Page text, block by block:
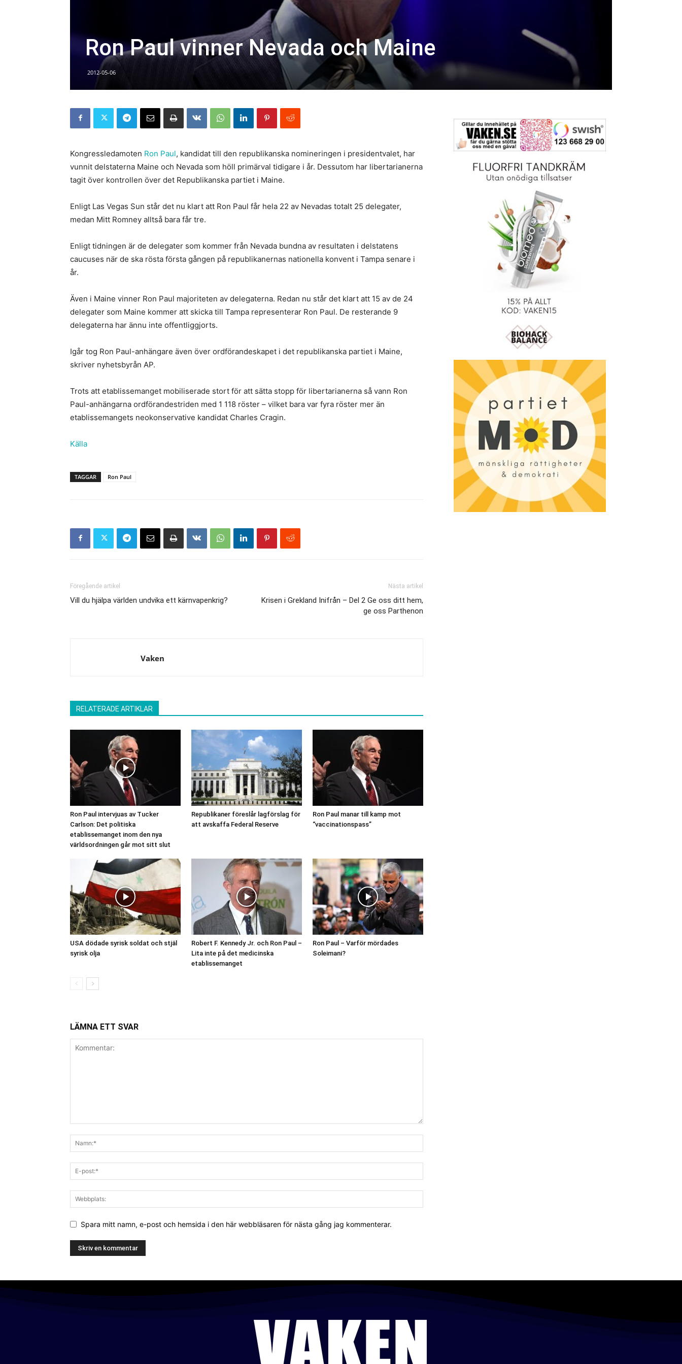
Ron Paul vinner Nevada och Maine
2012-05-06
Kongressledamoten Ron Paul, kandidat till den republikanska nomineringen i presidentvalet, har
vunnit delstaterna Maine och Nevada som höll primärval tidigare i år. Dessutom har libertarianerna
tagit över kontrollen över det Republikanska partiet i Maine.
Enligt Las Vegas Sun står det nu klart att Ron Paul får hela 22 av Nevadas totalt 25 delegater,
medan Mitt Romney alltså bara får tre.
Enligt tidningen är de delegater som kommer från Nevada bundna av resultaten i delstatens
caucuses när de ska rösta första gången på republikanernas nationella konvent i Tampa senare i
år.
Även i Maine vinner Ron Paul majoriteten av delegaterna. Redan nu står det klart att 15 av de 24
delegater som Maine kommer att skicka till Tampa representerar Ron Paul. De resterande 9
delegaterna har ännu inte offentliggjorts.
Igår tog Ron Paul-anhängare även över ordförandeskapet i det republikanska partiet i Maine,
skriver nyhetsbyrån AP.
Trots att etablissemanget mobiliserade stort för att sätta stopp för libertarianerna så vann Ron
Paul-anhängarna ordförandestriden med 1 118 röster – vilket bara var fyra röster mer än
etablissemangets neokonservative kandidat Charles Cragin.
Källa
TAGGAR Ron Paul
Föregående artikel
Vill du hjälpa världen undvika ett kärnvapenkrig?
Nästa artikel
Krisen i Grekland Inifrån – Del 2 Ge oss ditt hem,
ge oss Parthenon
Vaken
RELATERADE ARTIKLAR
Ron Paul intervjuas av Tucker
Carlson: Det politiska
etablissemanget inom den nya
världsordningen går mot sitt slut
Republikaner föreslår lagförslag för
att avskaffa Federal Reserve
Ron Paul manar till kamp mot
“vaccinationspass”
USA dödade syrisk soldat och stjäl
syrisk olja
Robert F. Kennedy Jr. och Ron Paul –
Lita inte på det medicinska
etablissemanget
Ron Paul – Varför mördades
Soleimani?
LÄMNA ETT SVAR
Spara mitt namn, e-post och hemsida i den här webbläsaren för nästa gång jag kommenterar.